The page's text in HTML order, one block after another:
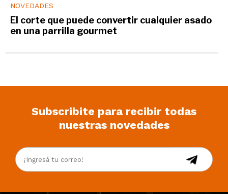
NOVEDADES
El corte que puede convertir cualquier asado
en una parrilla gourmet
Subscribite para recibir todas
nuestras novedades